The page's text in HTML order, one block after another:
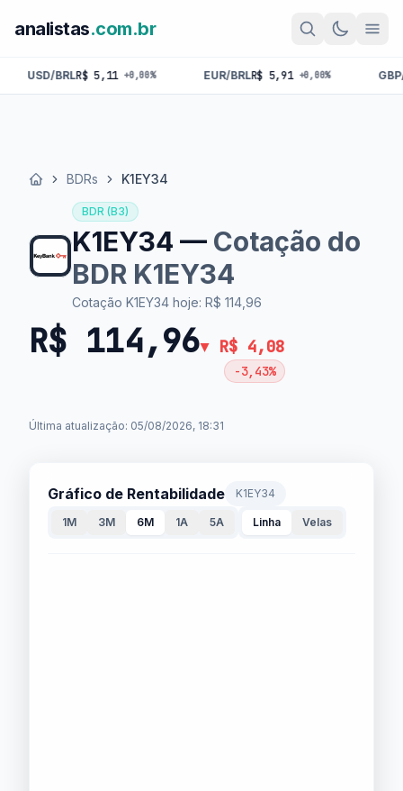
analistas.com.br
R$ 5,11 +0,00% EUR/BRL R$ 5,91 +0,00% GBP/BRL R$
Início BDRs K1EY34
BDR (B3)
K1EY34 — Cotação do
BDR K1EY34
Cotação K1EY34 hoje: R$ 114,96
R$ 114,96▼ R$ 4,08
-3,43%
Última atualização: 05/08/2026, 18:31
Gráfico de Rentabilidade K1EY34
1M 3M 6M 1A 5A Linha Velas